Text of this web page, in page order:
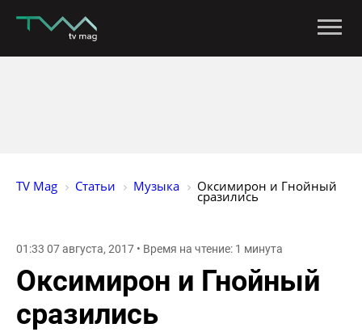
TV Mag Статьи Музыка Оксимирон и Гнойный
сразились
01:33 07 августа, 2017 • Время на чтение: 1 минута
Оксимирон и Гнойный
сразились